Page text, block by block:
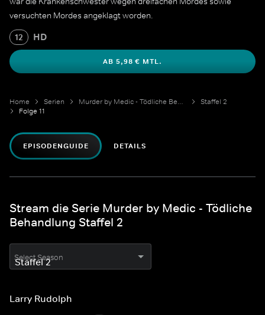
versuchten Mordes angeklagt worden.
12 HD
AB 5,98 € MTL.
Home Serien Murder by Medic - Tödliche Behandlung
Staffel 2
Folge 11
EPISODENGUIDE DETAILS
Stream die Serie Murder by Medic - Tödliche
Behandlung Staffel 2
Select Season
Larry Rudolph